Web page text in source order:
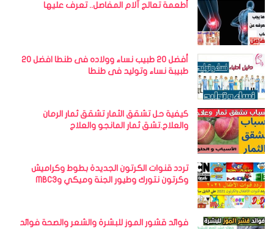
أطعمة تعالج آلام المفاصل.. تعرف عليها
أفضل 20 طبيب نساء وولاده فى طنطا افضل 20
طبيبة نساء وتوليد فى طنطا
كيفية حل تشقق الثمار تشقق ثمار الرمان
والعلاج.تشق ثمار المانجو والعلاج
تردد قنوات الكرتون الجديدة بطوط وكراميش
وكرتون نتورك وطيور الجنة وميكي وMBC3
فوائد قشور الموز للبشرة والشعر والصحة فوائد